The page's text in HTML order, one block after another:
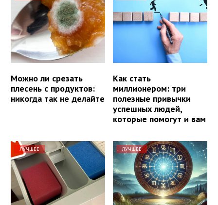
Можно ли срезать
плесень с продуктов:
никогда так не делайте
Как стать
миллионером: три
полезные привычки
успешных людей,
которые помогут и вам
ЛУЧШЕЕ ЛУЧШЕЕ